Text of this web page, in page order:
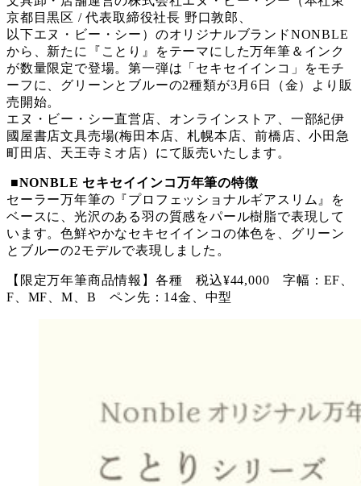
ゴ
リ
ー
京都目黒区 / 代表取締役社長 野口敦郎、
以下エヌ・ビー・シー）のオリジナルブランドNONBLE
から、新たに『ことり』をテーマにした万年筆＆インク
が数量限定で登場。第一弾は「セキセイインコ」をモチ
ーフに、グリーンとブルーの2種類が3月6日（金）より販
売開始。
エヌ・ビー・シー直営店、オンラインストア、一部紀伊
國屋書店文具売場(梅田本店、札幌本店、前橋店、小田急
町田店、天王寺ミオ店）にて販売いたします。
■NONBLE セキセイインコ万年筆の特徴
セーラー万年筆の『プロフェッショナルギアスリム』を
ベースに、光沢のある羽の質感をパール樹脂で表現して
います。色鮮やかなセキセイインコの体色を、グリーン
とブルーの2モデルで表現しました。
【限定万年筆商品情報】各種 税込¥44,000 字幅：EF、
F、MF、M、B ペン先：14金、中型